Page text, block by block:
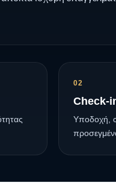
02
Check-
Υποδοχή,